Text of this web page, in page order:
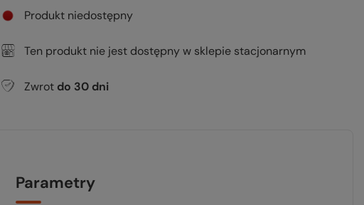
Produkt niedostępny
Ten produkt nie jest dostępny w sklepie stacjonarnym
Zwrot do 30 dni
Parametry